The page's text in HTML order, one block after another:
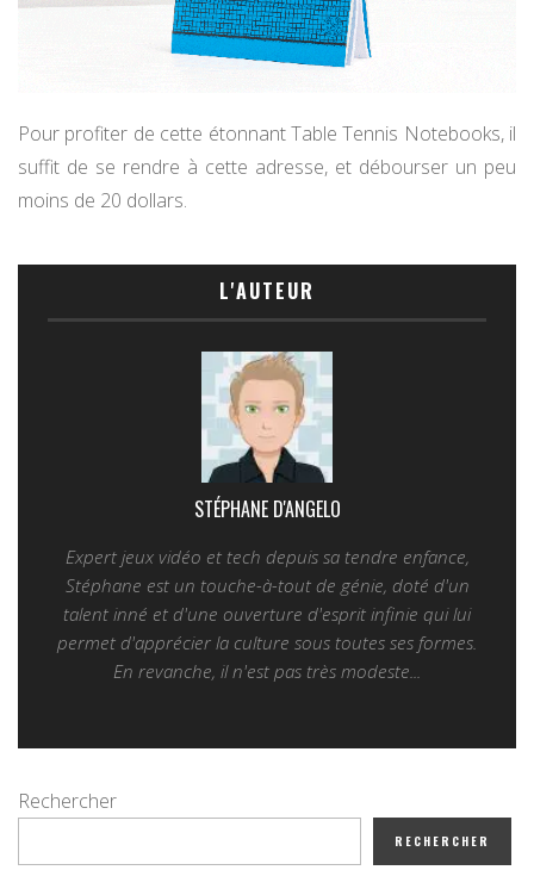
Pour profiter de cette étonnant Table Tennis Notebooks, il
suffit de se rendre à cette adresse, et débourser un peu
moins de 20 dollars.
L'AUTEUR
STÉPHANE D'ANGELO
Expert jeux vidéo et tech depuis sa tendre enfance,
Stéphane est un touche-à-tout de génie, doté d'un
talent inné et d'une ouverture d'esprit infinie qui lui
permet d'apprécier la culture sous toutes ses formes.
En revanche, il n'est pas très modeste...
Rechercher
RECHERCHER